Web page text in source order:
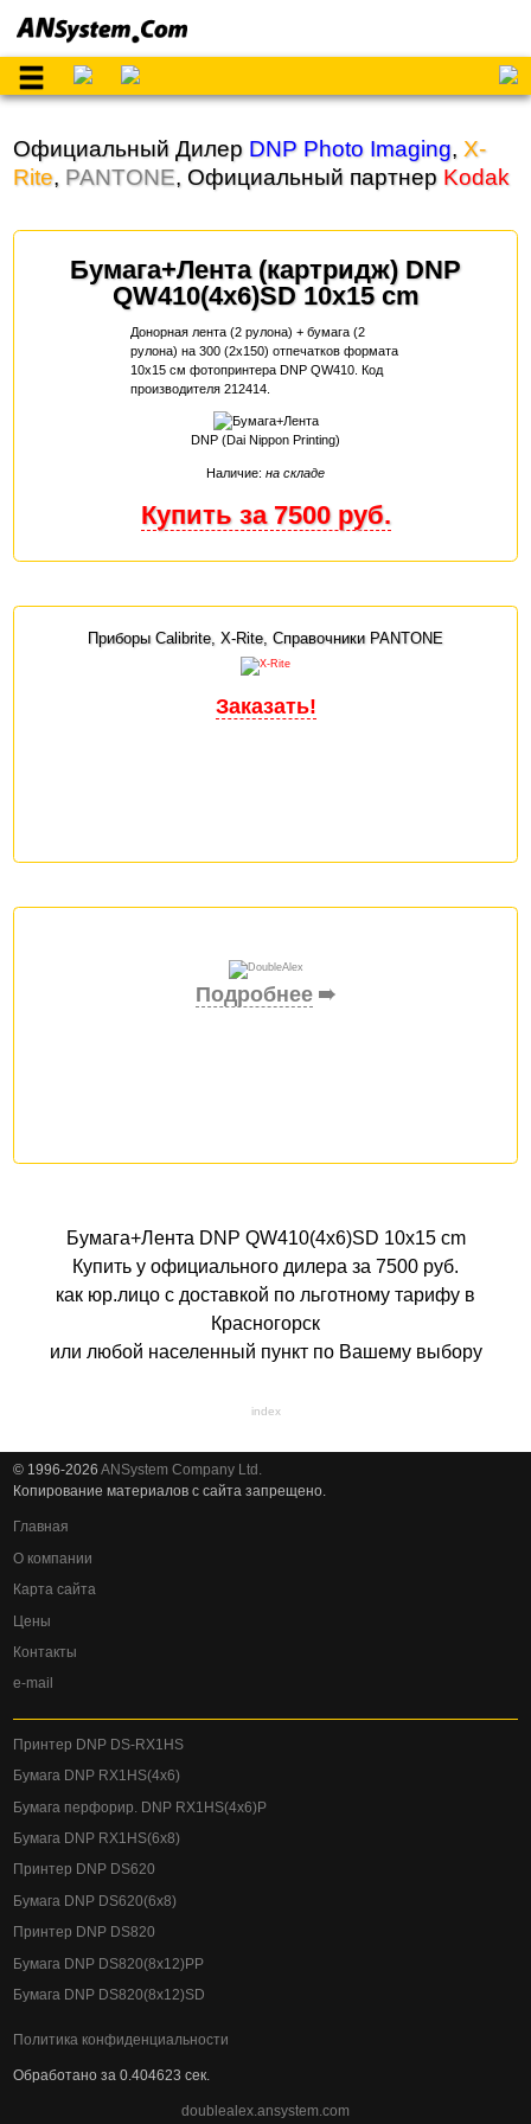
Официальный Дилер DNP Photo Imaging, X-
Rite, PANTONE, Официальный партнер Kodak
Бумага+Лента (картридж) DNP
QW410(4x6)SD 10x15 cm
Донорная лента (2 рулона) + бумага (2
рулона) на 300 (2x150) отпечатков формата
10x15 см фотопринтера DNP QW410. Код
производителя 212414.
DNP (Dai Nippon Printing)
Наличие: на складе
Приборы Calibrite, X-Rite, Справочники PANTONE
Бумага+Лента DNP QW410(4x6)SD 10x15 cm
Купить у официального дилера за 7500 руб.
как юр.лицо с доставкой по льготному тарифу в
Красногорск
или любой населенный пункт по Вашему выбору
index
© 1996-2026ANSystem Company Ltd.
Копирование материалов с сайта запрещено.
Главная
О компании
Карта сайта
Цены
Контакты
e-mail
Принтер DNP DS-RX1HS
Бумага DNP RX1HS(4x6)
Бумага перфорир. DNP RX1HS(4x6)P
Бумага DNP RX1HS(6x8)
Принтер DNP DS620
Бумага DNP DS620(6x8)
Принтер DNP DS820
Бумага DNP DS820(8x12)PP
Бумага DNP DS820(8x12)SD
Политика конфиденциальности
Обработано за 0.404623 сек.
doublealex.ansystem.com